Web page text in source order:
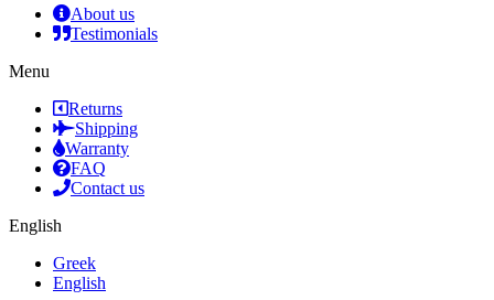
About us
Testimonials
Menu
Returns
Shipping
Warranty
FAQ
Contact us
English
Greek
English